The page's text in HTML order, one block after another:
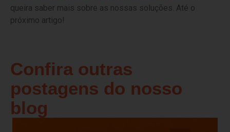
queira saber mais sobre as nossas soluções. Até o
próximo artigo!
Confira outras
postagens do nosso
blog